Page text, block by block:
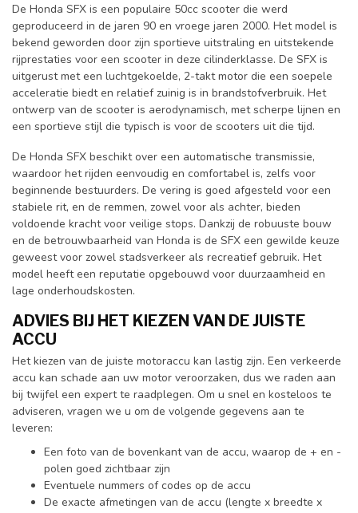
De Honda SFX is een populaire 50cc scooter die werd
geproduceerd in de jaren 90 en vroege jaren 2000. Het model is
bekend geworden door zijn sportieve uitstraling en uitstekende
rijprestaties voor een scooter in deze cilinderklasse. De SFX is
uitgerust met een luchtgekoelde, 2-takt motor die een soepele
acceleratie biedt en relatief zuinig is in brandstofverbruik. Het
ontwerp van de scooter is aerodynamisch, met scherpe lijnen en
een sportieve stijl die typisch is voor de scooters uit die tijd.
De Honda SFX beschikt over een automatische transmissie,
waardoor het rijden eenvoudig en comfortabel is, zelfs voor
beginnende bestuurders. De vering is goed afgesteld voor een
stabiele rit, en de remmen, zowel voor als achter, bieden
voldoende kracht voor veilige stops. Dankzij de robuuste bouw
en de betrouwbaarheid van Honda is de SFX een gewilde keuze
geweest voor zowel stadsverkeer als recreatief gebruik. Het
model heeft een reputatie opgebouwd voor duurzaamheid en
lage onderhoudskosten.
ADVIES BIJ HET KIEZEN VAN DE JUISTE
ACCU
Het kiezen van de juiste motoraccu kan lastig zijn. Een verkeerde
accu kan schade aan uw motor veroorzaken, dus we raden aan
bij twijfel een expert te raadplegen. Om u snel en kosteloos te
adviseren, vragen we u om de volgende gegevens aan te
leveren:
Een foto van de bovenkant van de accu, waarop de + en -
polen goed zichtbaar zijn
Eventuele nummers of codes op de accu
De exacte afmetingen van de accu (lengte x breedte x